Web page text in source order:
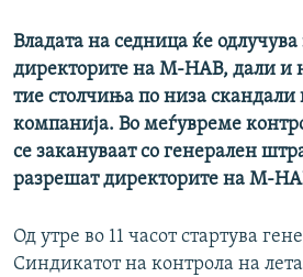
Владата на седница ќе
директорите на М-НАВ, дали и
тие столчиња по низа
компанија. Во меѓувреме
се закануваат со генерален
разрешат директорите на М-
Од утре во 11 часот стартува
Синдикатот на контрола на